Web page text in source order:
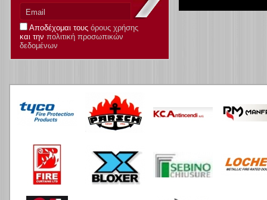
Αποδέχομαι τους όρους χρήσης
και την πολιτική προσωπικών
δεδομένων